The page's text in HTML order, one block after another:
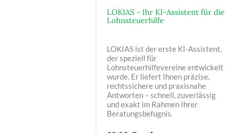
LOKIAS - Ihr KI-Assistent für die
Lohnsteuerhilfe
LOKIAS ist der erste KI-Assistent,
der speziell für
Lohnsteuerhilfevereine entwickelt
wurde. Er liefert Ihnen präzise,
rechtssichere und praxisnahe
Antworten – schnell, zuverlässig
und exakt im Rahmen Ihrer
Beratungsbefugnis.